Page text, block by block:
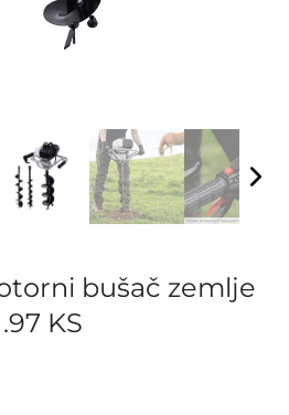
bušač zemlje
KS